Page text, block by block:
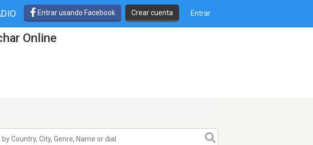
Entrar usando Facebook Crear cuenta Entrar
Online